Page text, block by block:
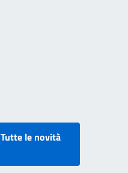
Tutte le novità